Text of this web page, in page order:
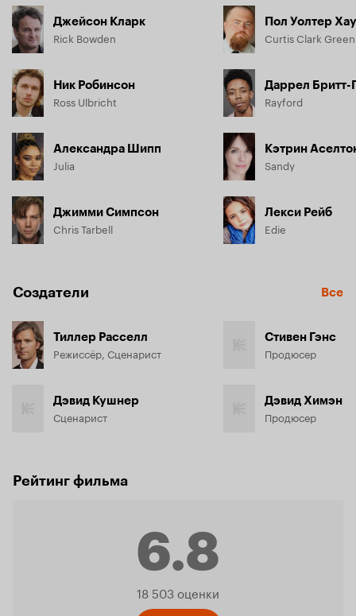
Джейсон Кларк
Rick Bowden
Ник Робинсон
Ross Ulbricht
Александра Шипп
Julia
Джимми Симпсон
Chris Tarbell
Пол Уолтер
Curtis Clark Green
Даррел Бритт-
Rayford
Кэтрин
Sandy
Лекси Рейб
Edie
Создатели Все
Тиллер Расселл
Режиссёр, Сценарист
Дэвид Кушнер
Сценарист
Стивен Гэнс
Продюсер
Дэвид Химэн
Продюсер
Рейтинг фильма
6.8
Рейтинг
18 503 оценки